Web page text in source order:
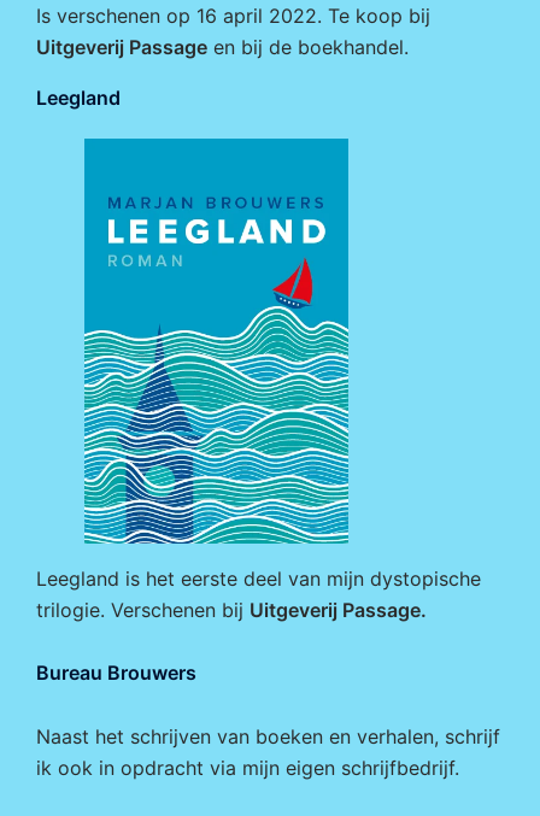
Is verschenen op 16 april 2022. Te koop bij
Uitgeverij Passage en bij de boekhandel.
Leegland
Leegland is het eerste deel van mijn dystopische
trilogie. Verschenen bij Uitgeverij Passage.
Bureau Brouwers
Naast het schrijven van boeken en verhalen, schrijf
ik ook in opdracht via mijn eigen schrijfbedrijf.